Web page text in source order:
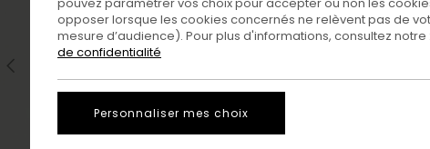
opposer lorsque les cookies concernés ne relèvent pas de
mesure d’audience). Pour plus d'informations, consultez notre :
de confidentialité
Personnaliser mes choix